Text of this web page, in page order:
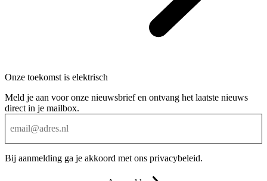
Onze toekomst is elektrisch
Meld je aan voor onze nieuwsbrief en ontvang het laatste nieuws
direct in je mailbox.
Bij aanmelding ga je akkoord met ons privacybeleid.